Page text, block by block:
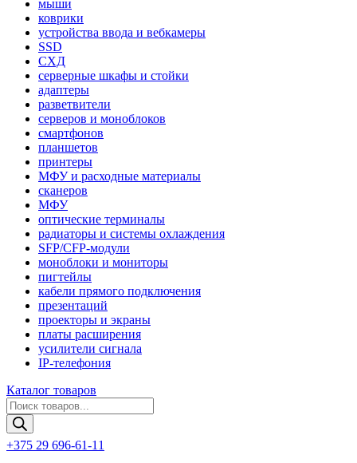
мыши
коврики
устройства ввода и вебкамеры
SSD
СХД
серверные шкафы и стойки
адаптеры
разветвители
серверов и моноблоков
смартфонов
планшетов
принтеры
МФУ и расходные материалы
сканеров
МФУ
оптические терминалы
радиаторы и системы охлаждения
SFP/CFP-модули
моноблоки и мониторы
пигтейлы
кабели прямого подключения
презентаций
проекторы и экраны
платы расширения
усилители сигнала
IP-телефония
Каталог товаров
Поиск
товаров
+375 29 696-61-11